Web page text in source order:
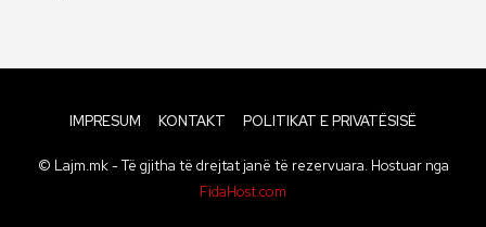
IMPRESUM KONTAKT POLITIKAT E PRIVATËSISË
© Lajm.mk - Të gjitha të drejtat janë të rezervuara. Hostuar nga
FidaHost.com